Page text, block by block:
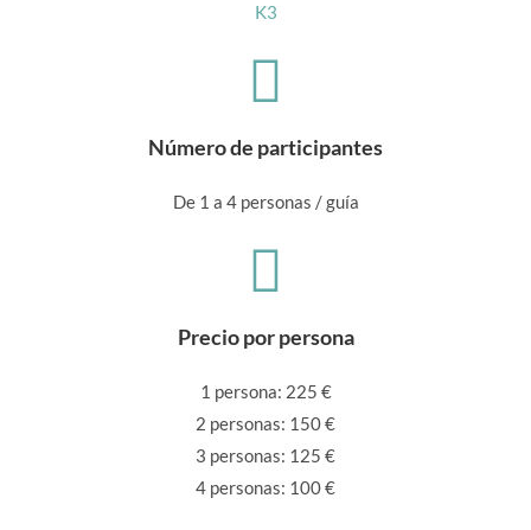
K3
Número de participantes
De 1 a 4 personas / guía
Precio por persona
1 persona: 225 €
2 personas: 150 €
3 personas: 125 €
4 personas: 100 €